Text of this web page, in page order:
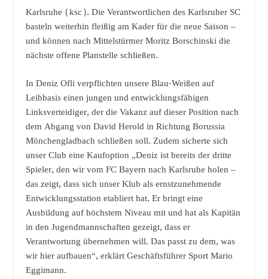
Karlsruhe (ksc). Die Verantwortlichen des Karlsruher SC
basteln weiterhin fleißig am Kader für die neue Saison –
und können nach Mittelstürmer Moritz Borschinski die
nächste offene Planstelle schließen.
In Deniz Ofli verpflichten unsere Blau-Weißen auf
Leihbasis einen jungen und entwicklungsfähigen
Linksverteidiger, der die Vakanz auf dieser Position nach
dem Abgang von David Herold in Richtung Borussia
Mönchengladbach schließen soll. Zudem sicherte sich
unser Club eine Kaufoption „Deniz ist bereits der dritte
Spieler, den wir vom FC Bayern nach Karlsruhe holen –
das zeigt, dass sich unser Klub als ernstzunehmende
Entwicklungsstation etabliert hat. Er bringt eine
Ausbildung auf höchstem Niveau mit und hat als Kapitän
in den Jugendmannschaften gezeigt, dass er
Verantwortung übernehmen will. Das passt zu dem, was
wir hier aufbauen“, erklärt Geschäftsführer Sport Mario
Eggimann.